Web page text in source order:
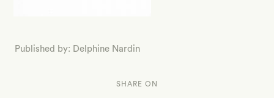
Published by: Delphine Nardin
SHARE ON